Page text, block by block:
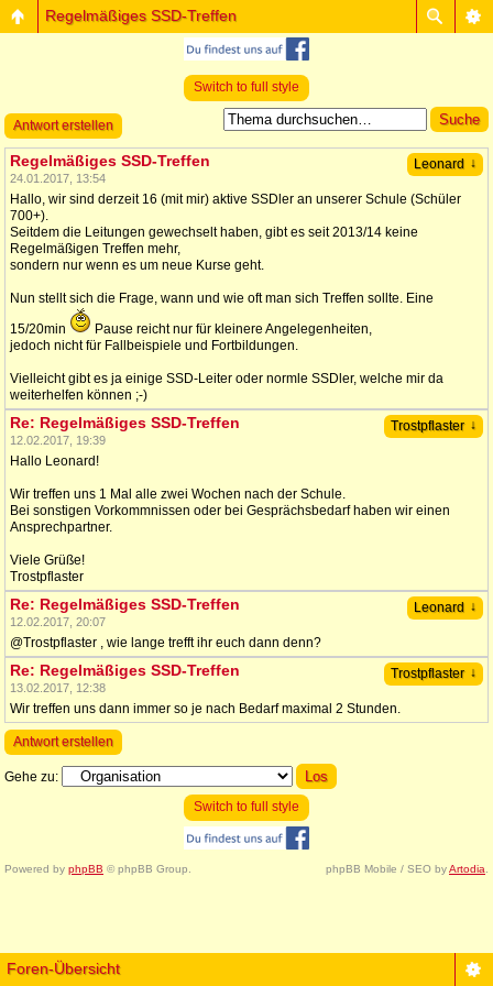
Regelmäßiges SSD-Treffen
Switch to full style
Antwort erstellen
Leonard ↓
Regelmäßiges SSD-Treffen
24.01.2017, 13:54
Hallo, wir sind derzeit 16 (mit mir) aktive SSDler an unserer Schule (Schüler
700+).
Seitdem die Leitungen gewechselt haben, gibt es seit 2013/14 keine
Regelmäßigen Treffen mehr,
sondern nur wenn es um neue Kurse geht.
Nun stellt sich die Frage, wann und wie oft man sich Treffen sollte. Eine
15/20min
Pause reicht nur für kleinere Angelegenheiten,
jedoch nicht für Fallbeispiele und Fortbildungen.
Vielleicht gibt es ja einige SSD-Leiter oder normle SSDler, welche mir da
weiterhelfen können ;-)
Trostpflaster ↓
Re: Regelmäßiges SSD-Treffen
12.02.2017, 19:39
Hallo Leonard!
Wir treffen uns 1 Mal alle zwei Wochen nach der Schule.
Bei sonstigen Vorkommnissen oder bei Gesprächsbedarf haben wir einen
Ansprechpartner.
Viele Grüße!
Trostpflaster
Leonard ↓
Re: Regelmäßiges SSD-Treffen
12.02.2017, 20:07
@Trostpflaster , wie lange trefft ihr euch dann denn?
Trostpflaster ↓
Re: Regelmäßiges SSD-Treffen
13.02.2017, 12:38
Wir treffen uns dann immer so je nach Bedarf maximal 2 Stunden.
Antwort erstellen
Gehe zu:
Switch to full style
Powered by phpBB © phpBB Group. phpBB Mobile / SEO byArtodia
Foren-Übersicht